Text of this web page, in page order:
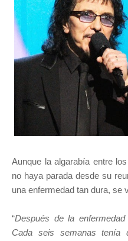
Aunque la algarabía entre
no haya parada desde su
una enfermedad tan dura, se
“Después de la
Cada seis semanas